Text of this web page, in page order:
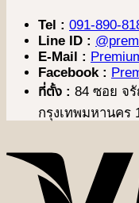
Tel : 091-890-
Line ID :
E-Mail :
Facebook :
ที่ตั้ง : 84 ซอย จ
กรุงเทพมหานคร